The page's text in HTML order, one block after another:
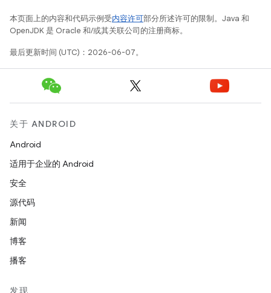
本页面上的内容和代码示例受内容许可部分所述许可的限制。Java 和
OpenJDK 是 Oracle 和/或其关联公司的注册商标。
最后更新时间 (UTC)：2026-06-07。
关于 ANDROID
Android
适用于企业的 Android
安全
源代码
新闻
博客
播客
发现